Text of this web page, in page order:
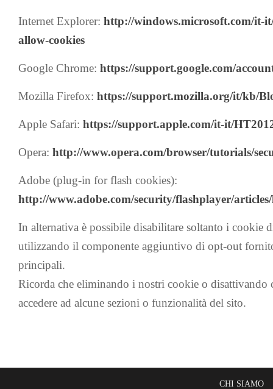
Internet Explorer: http://windows.microsoft.com/it-
allow-cookies
Google Chrome: https://support.google.com/
Mozilla Firefox: https://support.mozilla.org/it/kb/
Apple Safari: https://support.apple.com/it-it/
Opera: http://www.opera.com/browser/tutorials/
Adobe (plug-in for flash cookies):
http://www.adobe.com/security/flashplayer/
In alternativa è possibile disabilitare soltanto i cookie
utilizzando il componente aggiuntivo di opt-out
principali.
Ricorda che eliminando i nostri cookie o
accedere ad alcune sezioni o funzionalità del sito.
CHI SIAMO